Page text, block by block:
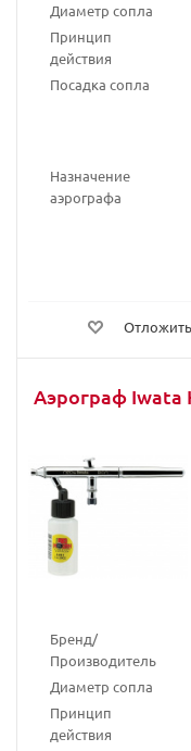
Диаметр сопла
Принцип
действия
Посадка сопла
Назначение
аэрографа
Отложить
Аэрограф Iwata
Бренд/
Производитель
Диаметр сопла
Принцип
действия